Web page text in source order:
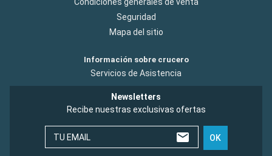
Seguridad
Mapa del sitio
Información sobre crucero
Servicios de Asistencia
Newsletters
Recibe nuestras exclusivas ofertas
TU EMAIL OK